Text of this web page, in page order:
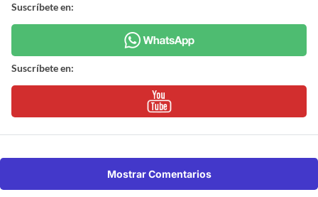
Suscríbete en:
Suscríbete en:
Mostrar Comentarios